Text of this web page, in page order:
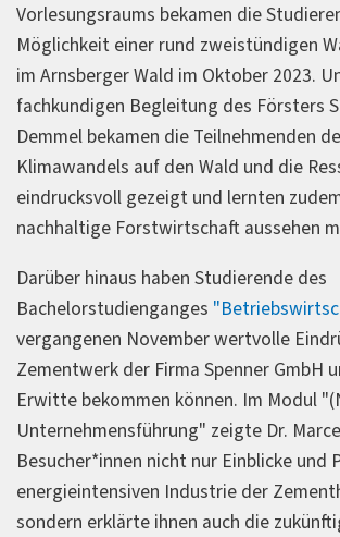
Vorlesungsraums bekamen die
Möglichkeit einer rund zweistündigen
im Arnsberger Wald im Oktober 2023.
fachkundigen Begleitung des Försters
Demmel bekamen die Teilnehmenden
Klimawandels auf den Wald und die
eindrucksvoll gezeigt und lernten
nachhaltige Forstwirtschaft aussehen
Darüber hinaus haben Studierende des
Bachelorstudienganges
vergangenen November wertvolle
Zementwerk der Firma Spenner GmbH
Erwitte bekommen können. Im Modul
Unternehmensführung" zeigte Dr.
Besucher*innen nicht nur Einblicke und
energieintensiven Industrie der
sondern erklärte ihnen auch die